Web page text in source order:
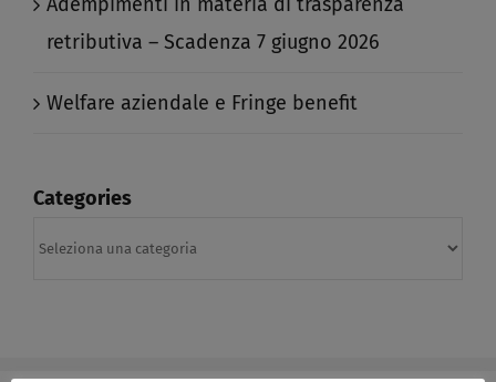
Adempimenti in materia di trasparenza
retributiva – Scadenza 7 giugno 2026​
Welfare aziendale e Fringe benefit​
Categories